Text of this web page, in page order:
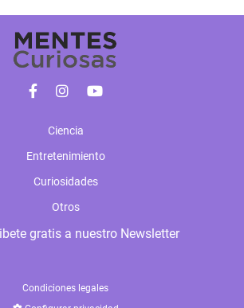
Ciencia
Entretenimiento
Curiosidades
Otros
gratis a nuestro Newsletter
Condiciones legales